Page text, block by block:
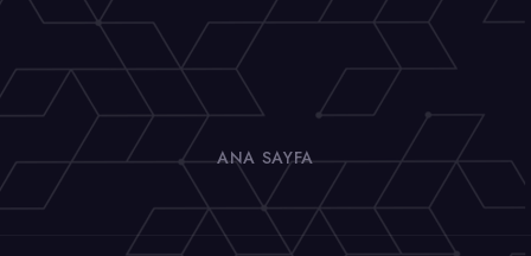
ANA SAYFA